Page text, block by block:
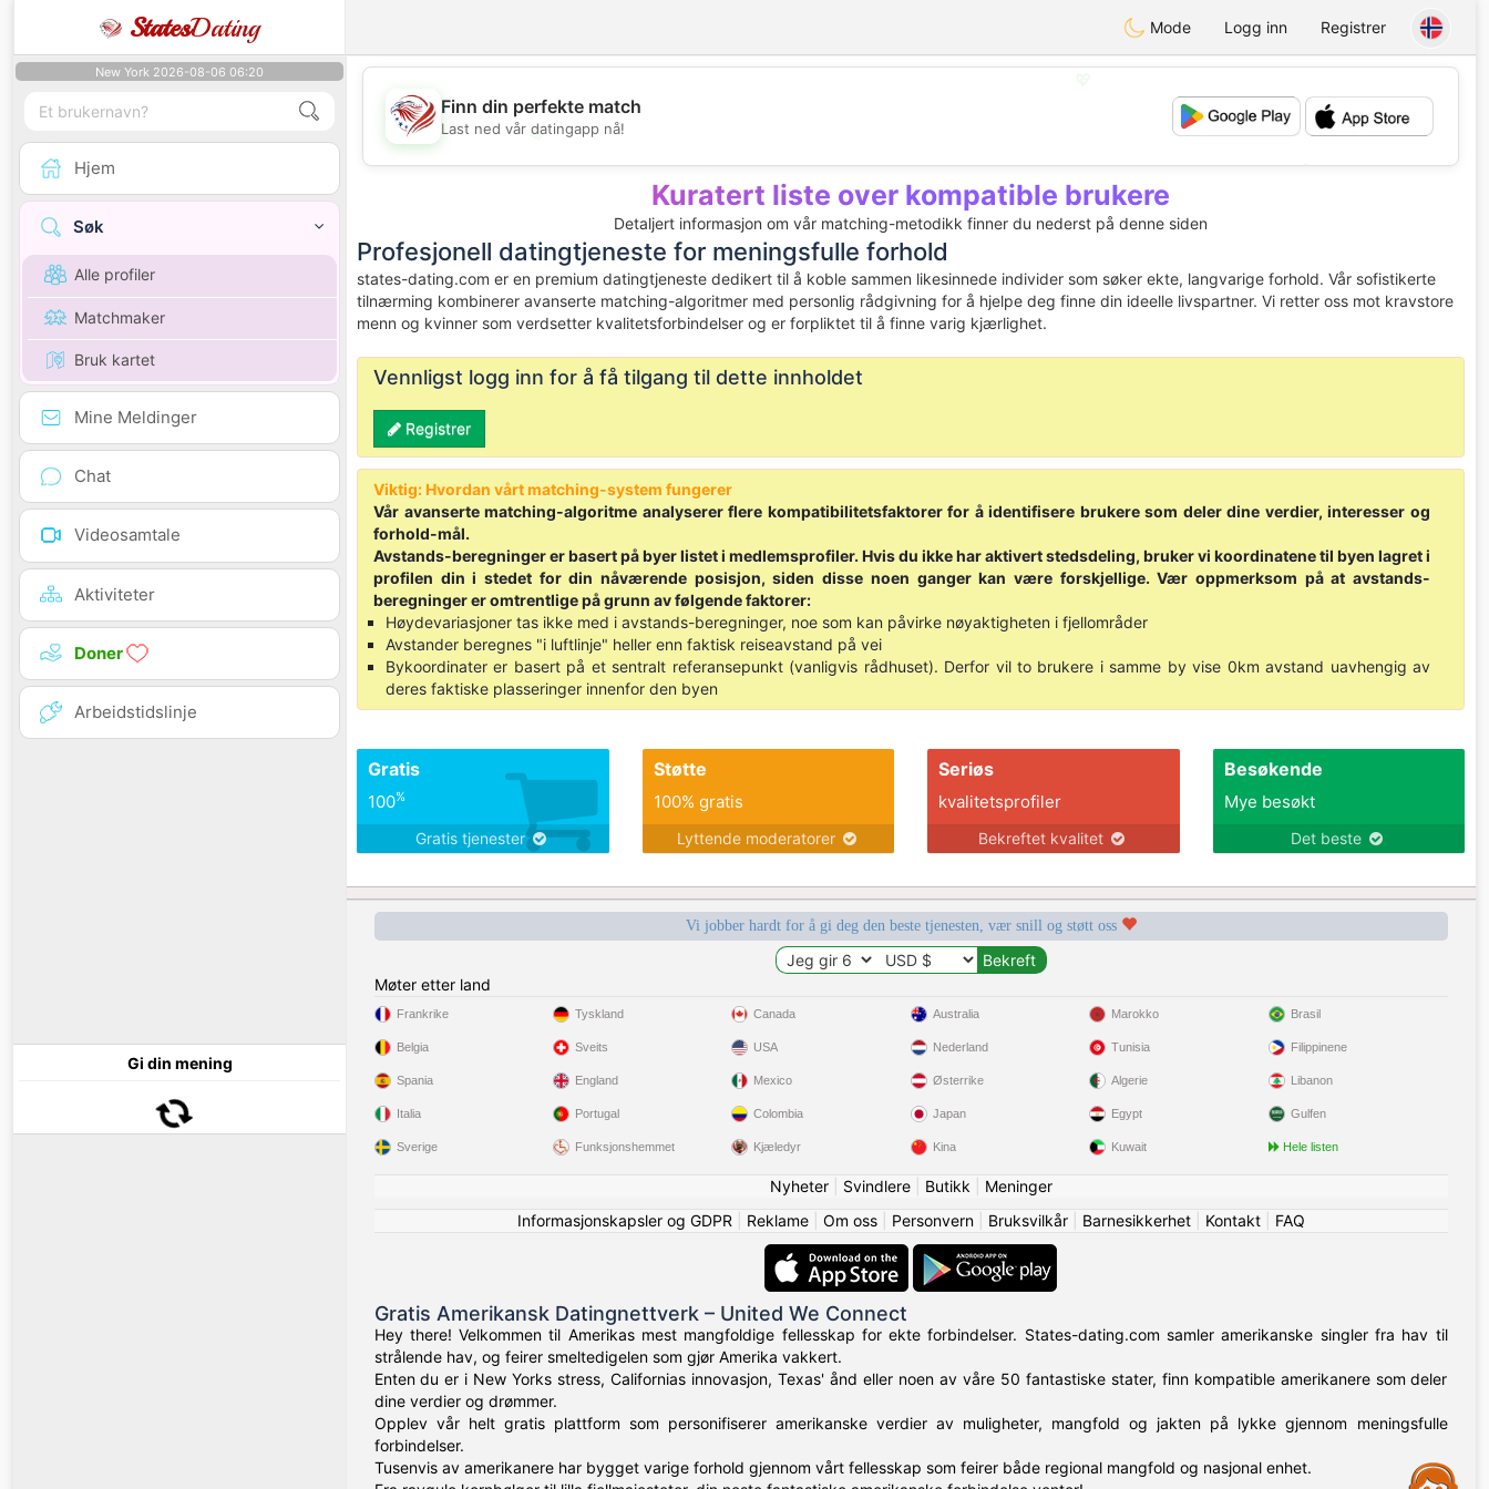
StatesDating Mode Logg inn Registrer
New York 2026-08-06 06:20
Hjem
Søk
Alle profiler
Matchmaker
Bruk kartet
Mine Meldinger
Chat
Videosamtale
Aktiviteter
Doner
Arbeidstidslinje
Gi din mening
💖
💕
💕
Finn din perfekte match
Last ned vår datingapp nå!
Kuratert liste over kompatible brukere
Detaljert informasjon om vår matching-metodikk finner du nederst på denne siden
Profesjonell datingtjeneste for meningsfulle forhold
states-dating.com er en premium datingtjeneste dedikert til å koble sammen likesinnede individer som søker ekte, langvarige forhold. Vår sofistikerte
tilnærming kombinerer avanserte matching-algoritmer med personlig rådgivning for å hjelpe deg finne din ideelle livspartner. Vi retter oss mot kravstore
menn og kvinner som verdsetter kvalitetsforbindelser og er forpliktet til å finne varig kjærlighet.
Vennligst logg inn for å få tilgang til dette innholdet
Registrer
Viktig: Hvordan vårt matching-system fungerer
Vår avanserte matching-algoritme analyserer flere kompatibilitetsfaktorer for å identifisere brukere som deler dine verdier, interesser og
forhold-mål.
Avstands-beregninger er basert på byer listet i medlemsprofiler. Hvis du ikke har aktivert stedsdeling, bruker vi koordinatene til byen lagret i
profilen din i stedet for din nåværende posisjon, siden disse noen ganger kan være forskjellige. Vær oppmerksom på at avstands-
beregninger er omtrentlige på grunn av følgende faktorer:
Høydevariasjoner tas ikke med i avstands-beregninger, noe som kan påvirke nøyaktigheten i fjellområder
Avstander beregnes "i luftlinje" heller enn faktisk reiseavstand på vei
Bykoordinater er basert på et sentralt referansepunkt (vanligvis rådhuset). Derfor vil to brukere i samme by vise 0km avstand uavhengig av
deres faktiske plasseringer innenfor den byen
Gratis
100%
Gratis tjenester
Støtte
100% gratis
Lyttende moderatorer
Seriøs
kvalitetsprofiler
Bekreftet kvalitet
Besøkende
Mye besøkt
Det beste
Vi jobber hardt for å gi deg den beste tjenesten, vær snill og støtt oss
Møter etter land
Frankrike
Belgia
Spania
Italia
Sverige
Tyskland
Sveits
England
Portugal
Funksjonshemmet
Canada
USA
Mexico
Colombia
Kjæledyr
Australia
Nederland
Østerrike
Japan
Kina
Marokko
Tunisia
Algerie
Egypt
Kuwait
Brasil
Filippinene
Libanon
Gulfen
Hele listen
Nyheter| Svindlere| Butikk
Meninger
Informasjonskapsler og GDPR
Reklame| Om oss| Personvern| Bruksvilkår| Barnesikkerhet| Kontakt| FAQ
Gratis Amerikansk Datingnettverk – United We Connect
Hey there! Velkommen til Amerikas mest mangfoldige fellesskap for ekte forbindelser. States-dating.com samler amerikanske singler fra hav til
strålende hav, og feirer smeltedigelen som gjør Amerika vakkert.
Enten du er i New Yorks stress, Californias innovasjon, Texas' ånd eller noen av våre 50 fantastiske stater, finn kompatible amerikanere som deler
dine verdier og drømmer.
Opplev vår helt gratis plattform som personifiserer amerikanske verdier av muligheter, mangfold og jakten på lykke gjennom meningsfulle
forbindelser.
Tusenvis av amerikanere har bygget varige forhold gjennom vårt fellesskap som feirer både regional mangfold og nasjonal enhet.
Assistance